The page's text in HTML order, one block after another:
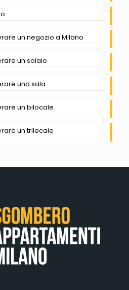
un negozio a Milano
un solaio
una sala
un bilocale
un trilocale